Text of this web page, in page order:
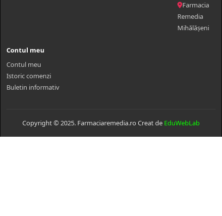
Farmacia
Remedia
Mihălășeni
Contul meu
Contul meu
Istoric comenzi
Buletin informativ
Copyright © 2025. Farmaciaremedia.ro Creat de EduWebLab